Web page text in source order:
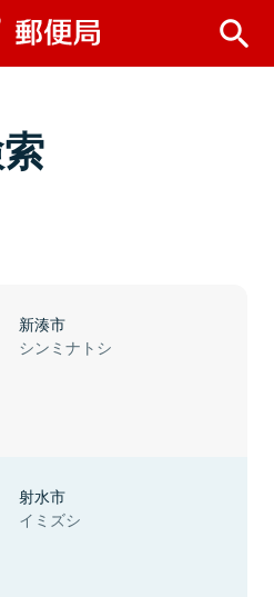
新湊市
シンミナトシ
射水市
イミズシ